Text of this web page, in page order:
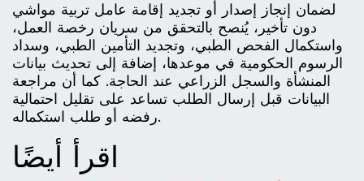
لضمان إنجاز إصدار أو تجديد إقامة عامل تربية مواشي
دون تأخير، يُنصح بالتحقق من سريان رخصة العمل،
واستكمال الفحص الطبي، وتجديد التأمين الطبي، وسداد
الرسوم الحكومية في موعدها، إضافة إلى تحديث بيانات
المنشأة والسجل الزراعي عند الحاجة. كما أن مراجعة
البيانات قبل إرسال الطلب تساعد على تقليل احتمالية
رفضه أو طلب استكماله.
اقرأ أيضًا